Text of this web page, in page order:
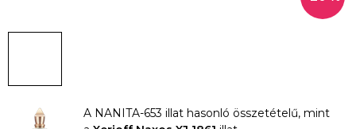
A NANITA-653 illat hasonló összetételű, mint